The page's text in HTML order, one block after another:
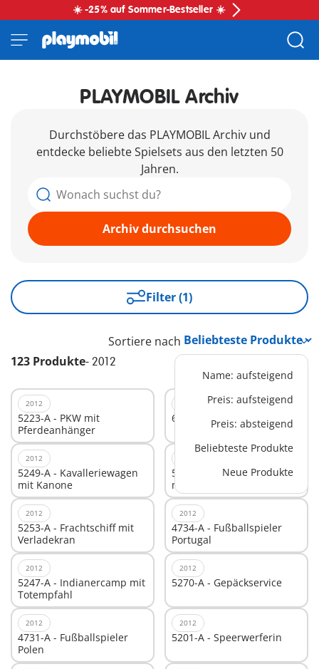
☀️ -25% auf Sommer-Bestseller ☀️
PLAYMOBIL Archiv
Durchstöbere das PLAYMOBIL Archiv und
entdecke beliebte Spielsets aus den letzten 50
Jahren.
Archiv durchsuchen
Filter (1)
123 Produkte- 2012
Sortiere nach
Name: aufsteigend
Preis: aufsteigend
Preis: absteigend
Beliebteste Produkte
Neue Produkte
2012
5223-A - PKW mit
Pferdeanhänger
6780-A - Passagierflugzeug
2012
5249-A - Kavalleriewagen
mit Kanone
5231-A - Brachiosaurus
mit Baby
2012
5253-A - Frachtschiff mit
Verladekran
2012
4734-A - Fußballspieler
Portugal
2012
5247-A - Indianercamp mit
Totempfahl
2012
5270-A - Gepäckservice
2012
4731-A - Fußballspieler
Polen
2012
5201-A - Speerwerferin